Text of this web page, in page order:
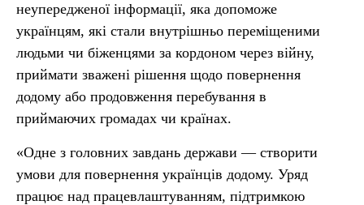
неупередженої інформації, яка допоможе
українцям, які стали внутрішньо переміщеними
людьми чи біженцями за кордоном через війну,
приймати зважені рішення щодо повернення
додому або продовження перебування в
приймаючих громадах чи країнах.
«Одне з головних завдань держави — створити
умови для повернення українців додому. Уряд
працює над працевлаштуванням, підтримкою